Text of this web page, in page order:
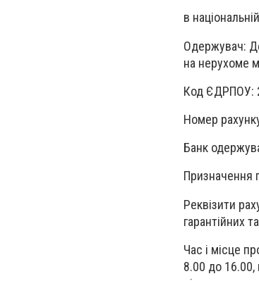
в
Одержувач:
на нерухоме
Код ЄДРПОУ:
Номер
Банк
Призначення
Реквізити
гарантійних
Час і місце
8.00 до